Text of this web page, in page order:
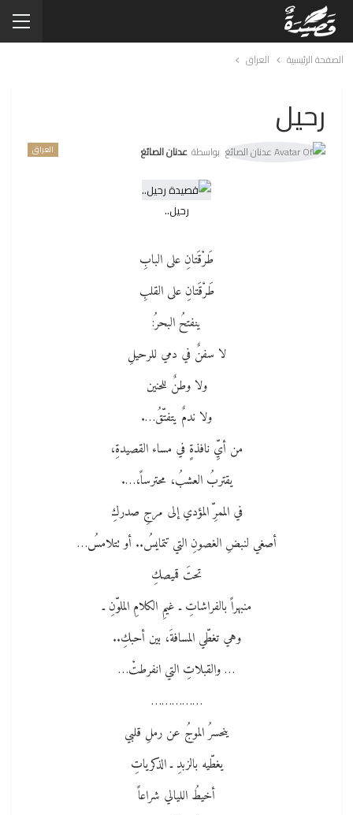
الصفحة الرئيسية العراق
رحيل
العراق بواسطة عدنان الصائغ
رحيل..
طَرْقَتانِ على البابِ
طَرْقَتانِ على القلبِ
ينفتحُ البحرُ:
لا سفنٌ في دمي للرحيلِ
ولا وطنٌ للحنين
ولا ندمٌ يتفتّقُ….
من أيِّ نافذةٍ في مساء القصيدةِ،
يقتربُ العشبُ، محترساً،….
في الممرِّ المؤدي إلى مرجِ صدركِ
أصغي لنبضِ الغصونِ التي تتمايسُ.. أو تتلامسُ…
تحتَ قميصكِ
منبهراً بالفراشاتِ ـ غيمِ الكلامِ الملوّنِ ـ
وهي تغطّي المسافةَ، بين أحبكِ..
… والقبلاتِ التي انفرطتْ…
……………
ينحسرُ الموجُ عن رملِ قلبي
يغطّيه بالزبدِ ـ الذكرياتِ
أخيطُ الليالي شراعاً